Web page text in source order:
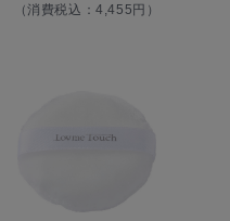
（消費税込：4,455円）